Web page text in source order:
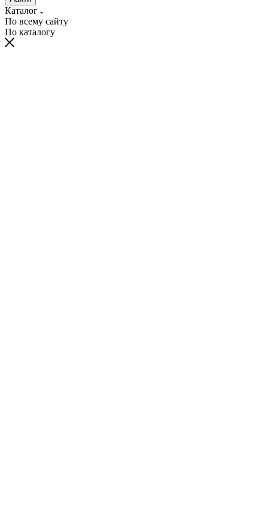
Каталог
По всему сайту
По каталогу